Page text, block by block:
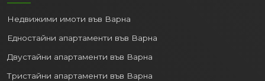
Недвижими имоти във Варна
Едностайни апартаменти във Варна
Двустайни апартаменти във Варна
Тристайни апартаменти във Варна